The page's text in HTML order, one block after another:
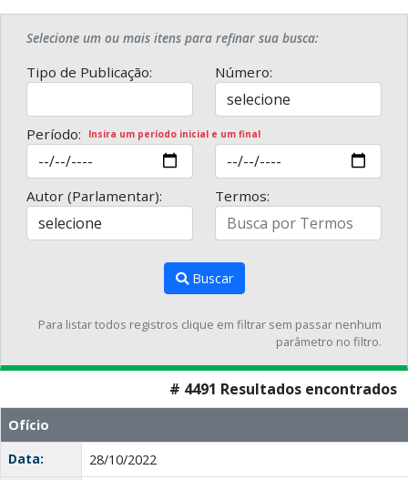
Selecione um ou mais itens para refinar sua busca:
Tipo de Publicação: Número:
Período: Insira um período inicial e um final
Autor (Parlamentar): Termos:
Buscar
Para listar todos registros clique em filtrar sem passar nenhum
parâmetro no filtro.
# 4491 Resultados encontrados
Ofício
Data:
28/10/2022